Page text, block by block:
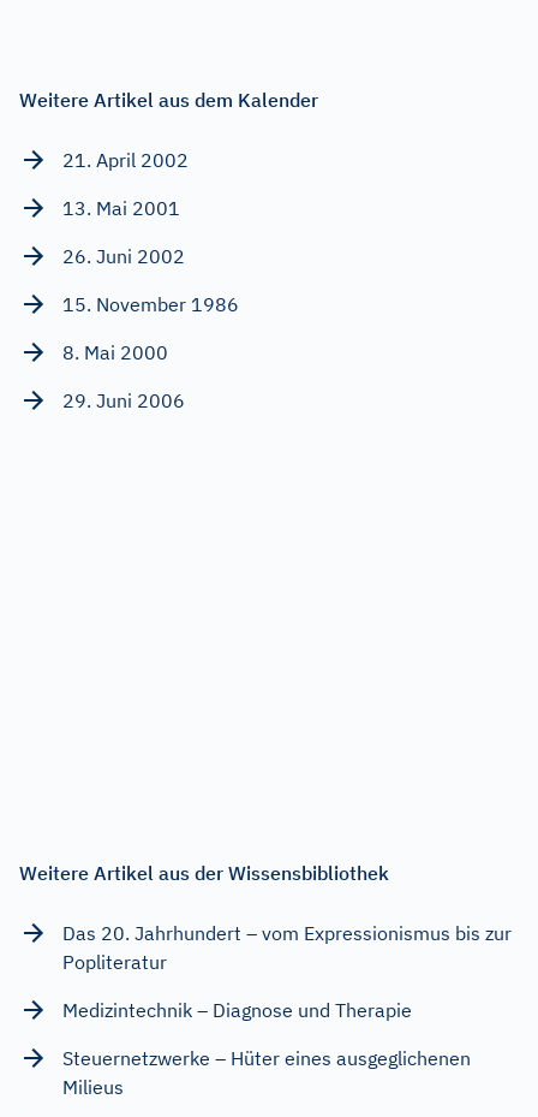
Weitere Artikel aus dem Kalender
21. April 2002
13. Mai 2001
26. Juni 2002
15. November 1986
8. Mai 2000
29. Juni 2006
Weitere Artikel aus der Wissensbibliothek
Das 20. Jahrhundert – vom Expressionismus bis zur
Popliteratur
Medizintechnik – Diagnose und Therapie
Steuernetzwerke – Hüter eines ausgeglichenen
Milieus